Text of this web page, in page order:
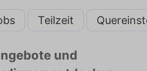
Teilzeit
und